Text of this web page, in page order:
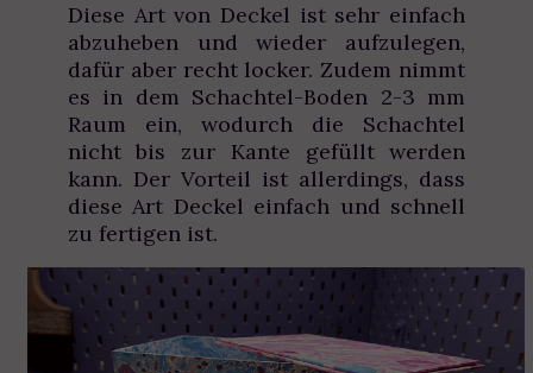
Diese Art von Deckel ist sehr einfach
abzuheben und wieder aufzulegen,
dafür aber recht locker. Zudem nimmt
es in dem Schachtel-Boden 2-3 mm
Raum ein, wodurch die Schachtel
nicht bis zur Kante gefüllt werden
kann. Der Vorteil ist allerdings, dass
diese Art Deckel einfach und schnell
zu fertigen ist.